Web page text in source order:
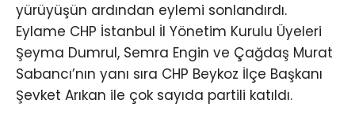
yürüyüşün ardından eylemi sonlandırdı.
Eylame CHP İstanbul İl Yönetim Kurulu Üyeleri
Şeyma Dumrul, Semra Engin ve Çağdaş Murat
Sabancı’nın yanı sıra CHP Beykoz İlçe Başkanı
Şevket Arıkan ile çok sayıda partili katıldı.